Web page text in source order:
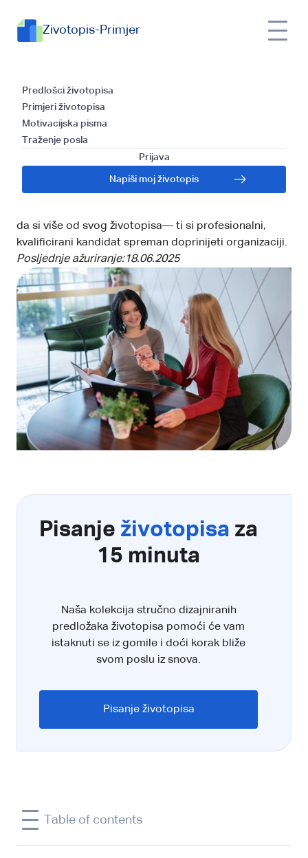
Zivotopis-Primjer
Predlošci životopisa
Primjeri životopisa
Motivacijska pisma
Traženje posla
Prijava
Napiši moj životopis
Kako se pripremiti za
razgovor za posao?
Razgovor za posao je ključan korak u procesu
zapošljavanja. Tvoj je životopis privukao pozornost
poslodavca, stoga je sada vrijeme da prijeđete na
razgovor za posao i upoznate se osobno, online ili
da si više od svog životopisa— ti si profesionalni,
kvalificirani kandidat spreman doprinijeti organizaciji.
Posljednje ažuriranje:18.06.2025
Pisanje životopisa za
15 minuta
Naša kolekcija stručno dizajniranih
predložaka životopisa pomoći će vam
istaknuti se iz gomile i doći korak bliže
svom poslu iz snova.
Pisanje životopisa
Table of contents